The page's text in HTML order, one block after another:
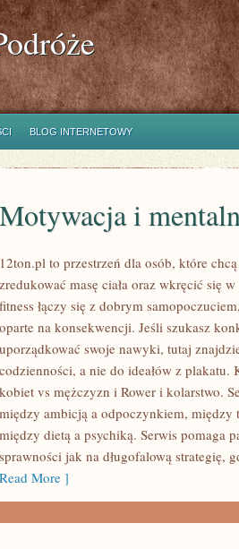
BLOG INTERNETOWY
Motywacja i
12ton.pl to przestrzeń dla osób, które
zredukować masę ciała oraz wkręcić się
fitness łączy się z dobrym
oparte na konsekwencji. Jeśli szukasz
uporządkować swoje nawyki, tutaj
codzienności, a nie do ideałów z plakatu.
kobiet vs mężczyzn i Rower i kolarstwo.
między ambicją a odpoczynkiem, między
między dietą a psychiką. Serwis pomaga
sprawności jak na długofalową strategię,
Read More ]